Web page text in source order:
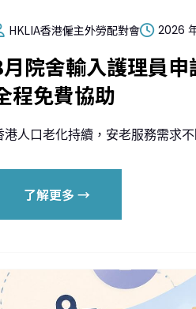
HKLIA香港僱主外勞配對會 2026
院舍輸入護理員
程免費協助
港人口老化持續，安老服務需求
了解更多 →